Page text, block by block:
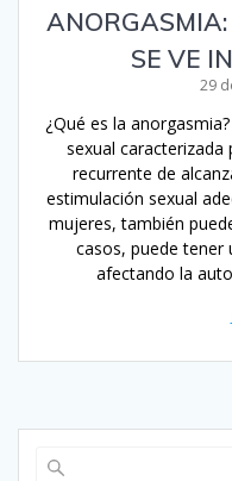
SE VE
29
¿Qué es la
sexual
recurrente de
estimulación sexual
mujeres, también
casos, puede
afectando la